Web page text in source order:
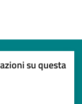
su questa